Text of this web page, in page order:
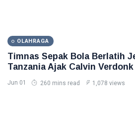
OLAHRAGA
Timnas Sepak Bola Berlatih
Tanzania Ajak Calvin Verdonk
Jun 01 260 mins read 1,078 views